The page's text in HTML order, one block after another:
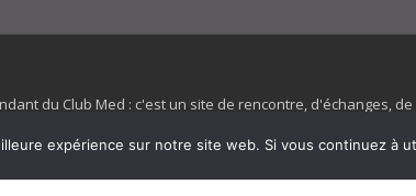
du Club Med : c'est un site de rencontre, d'échanges,
Spirit 45 et son forum ne sont pas liés au ClubMed et la
images de fond de page de cette page d'accueil sont la
expérience sur notre site web. Si vous continuez à